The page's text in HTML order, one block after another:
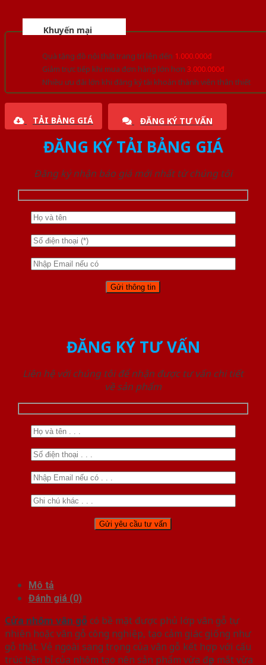
Khuyến mại
Quà tặng đồ nội thất trang trí lên đến 1.000.000đ
Giảm trực tiếp khi mua đơn hàng lớn hơn 3.000.000đ
Nhiều ưu đãi lớn khi đăng ký tài khoản thành viên thân thiết
TẢI BẢNG GIÁ ĐĂNG KÝ TƯ VẤN
ĐĂNG KÝ TẢI BẢNG GIÁ
Đăng ký nhận báo giá mới nhất từ chúng tôi
ĐĂNG KÝ TƯ VẤN
Liên hệ với chúng tôi để nhận được tư vấn chi tiết
về sản phẩm
Mô tả
Đánh giá (0)
Cửa nhôm vân gỗcó bề mặt được phủ lớp vân gỗ tự
nhiên hoặc vân gỗ công nghiệp, tạo cảm giác giống như
gỗ thật. Vẻ ngoài sang trọng của vân gỗ kết hợp với cấu
trúc bền bỉ của nhôm tạo nên sản phẩm vừa đẹp mắt vừa